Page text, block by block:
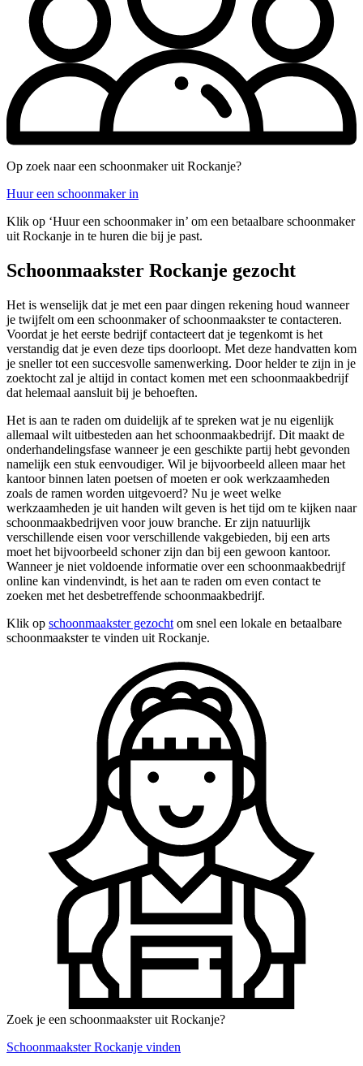
Op zoek naar een schoonmaker uit Rockanje?
Huur een schoonmaker in
Klik op ‘Huur een schoonmaker in’ om een betaalbare schoonmaker
uit Rockanje in te huren die bij je past.
Schoonmaakster Rockanje gezocht
Het is wenselijk dat je met een paar dingen rekening houd wanneer
je twijfelt om een schoonmaker of schoonmaakster te contacteren.
Voordat je het eerste bedrijf contacteert dat je tegenkomt is het
verstandig dat je even deze tips doorloopt. Met deze handvatten kom
je sneller tot een succesvolle samenwerking. Door helder te zijn in je
zoektocht zal je altijd in contact komen met een schoonmaakbedrijf
dat helemaal aansluit bij je behoeften.
Het is aan te raden om duidelijk af te spreken wat je nu eigenlijk
allemaal wilt uitbesteden aan het schoonmaakbedrijf. Dit maakt de
onderhandelingsfase wanneer je een geschikte partij hebt gevonden
namelijk een stuk eenvoudiger. Wil je bijvoorbeeld alleen maar het
kantoor binnen laten poetsen of moeten er ook werkzaamheden
zoals de ramen worden uitgevoerd? Nu je weet welke
werkzaamheden je uit handen wilt geven is het tijd om te kijken naar
schoonmaakbedrijven voor jouw branche. Er zijn natuurlijk
verschillende eisen voor verschillende vakgebieden, bij een arts
moet het bijvoorbeeld schoner zijn dan bij een gewoon kantoor.
Wanneer je niet voldoende informatie over een schoonmaakbedrijf
online kan vindenvindt, is het aan te raden om even contact te
zoeken met het desbetreffende schoonmaakbedrijf.
Klik op schoonmaakster gezocht om snel een lokale en betaalbare
schoonmaakster te vinden uit Rockanje.
Zoek je een schoonmaakster uit Rockanje?
Schoonmaakster Rockanje vinden